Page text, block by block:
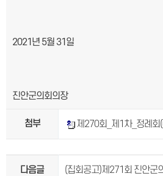
2021년 5월 31일
진안군의회의장
첨부 제270회_제1차_정례
다음글 (집회공고)제271회 진안군